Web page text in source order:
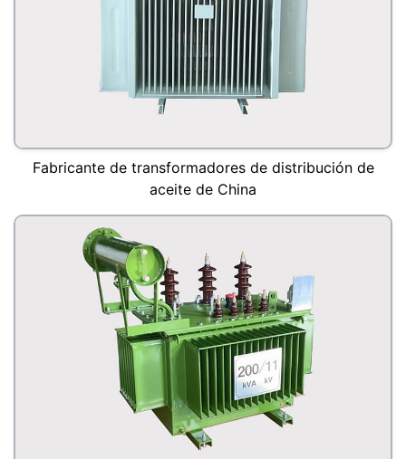
Fabricante de transformadores de distribución de
aceite de China